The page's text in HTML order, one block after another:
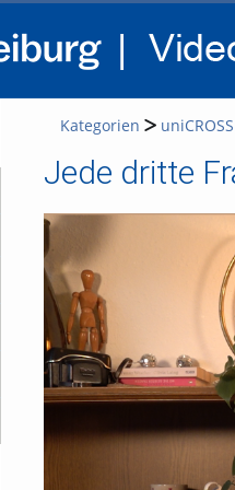
Kategorien uniCROSS
Jede dritte